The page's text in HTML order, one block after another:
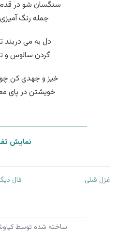
سنگسان شو در
جمله رنگ
دل به می دربند
گردن سالوس و
خیز و جهدی کن
خویشتن در پای
نمایش
غزل قبلی فال
ساخته شده توسط